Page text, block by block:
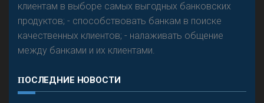
клиентам в выборе самых выгодных банковских
продуктов; - способствовать банкам в поиске
качественных клиентов; - налаживать общение
между банками и их клиентами.
ПОСЛЕДНИЕ НОВОСТИ